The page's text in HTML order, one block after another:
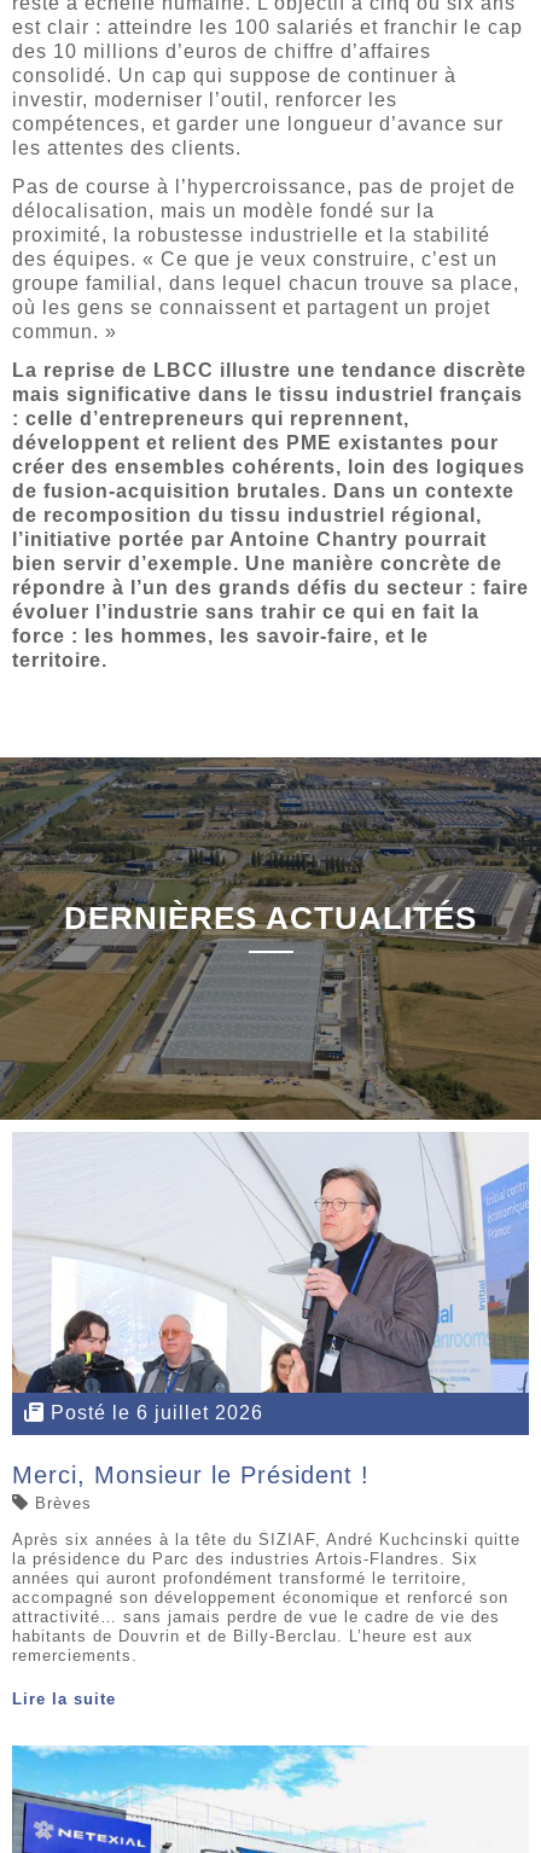
est clair : atteindre les 100 salariés et franchir le cap
des 10 millions d’euros de chiffre d’affaires
consolidé. Un cap qui suppose de continuer à
investir, moderniser l’outil, renforcer les
compétences, et garder une longueur d’avance sur
les attentes des clients.
Pas de course à l’hypercroissance, pas de projet de
délocalisation, mais un modèle fondé sur la
proximité, la robustesse industrielle et la stabilité
des équipes. « Ce que je veux construire, c’est un
groupe familial, dans lequel chacun trouve sa place,
où les gens se connaissent et partagent un projet
commun. »
La reprise de LBCC illustre une tendance discrète
mais significative dans le tissu industriel français
: celle d’entrepreneurs qui reprennent,
développent et relient des PME existantes pour
créer des ensembles cohérents, loin des logiques
de fusion-acquisition brutales. Dans un contexte
de recomposition du tissu industriel régional,
l’initiative portée par Antoine Chantry pourrait
bien servir d’exemple. Une manière concrète de
répondre à l’un des grands défis du secteur : faire
évoluer l’industrie sans trahir ce qui en fait la
force : les hommes, les savoir-faire, et le
territoire.
DERNIÈRES ACTUALITÉS
Posté le 6 juillet 2026
Merci, Monsieur le Président !
Brèves
Après six années à la tête du SIZIAF, André Kuchcinski quitte
la présidence du Parc des industries Artois-Flandres. Six
années qui auront profondément transformé le territoire,
accompagné son développement économique et renforcé son
attractivité… sans jamais perdre de vue le cadre de vie des
habitants de Douvrin et de Billy-Berclau. L’heure est aux
remerciements.
Lire la suite